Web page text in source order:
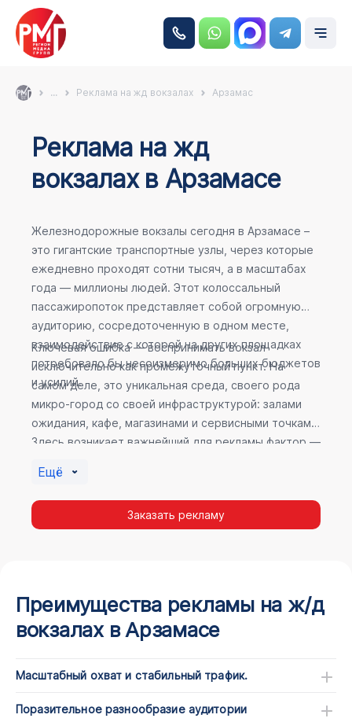
... Реклама на жд вокзалах Арзамас
Реклама на жд
вокзалах в Арзамасе
Железнодорожные вокзалы сегодня в Арзамасе –
это гигантские транспортные узлы, через которые
ежедневно проходят сотни тысяч, а в масштабах
года — миллионы людей. Этот колоссальный
пассажиропоток представляет собой огромную
аудиторию, сосредоточенную в одном месте,
взаимодействие с которой на других площадках
потребовало бы несоизмеримо больших бюджетов
и усилий.
Ключевая ошибка — воспринимать вокзал
исключительно как промежуточный пункт. На
самом деле, это уникальная среда, своего рода
микро-город со своей инфраструктурой: залами
ожидания, кафе, магазинами и сервисными точками.
Здесь возникает важнейший для рекламы фактор —
пассажир максимально открыт для информации, а
его внимание не так рассеяно, как при беглом
просмотре постов в соцсетях.
Ещё
Заказать рекламу
Преимущества рекламы на ж/д
вокзалах в Арзамасе
Масштабный охват и стабильный трафик.
Поразительное разнообразие аудитории